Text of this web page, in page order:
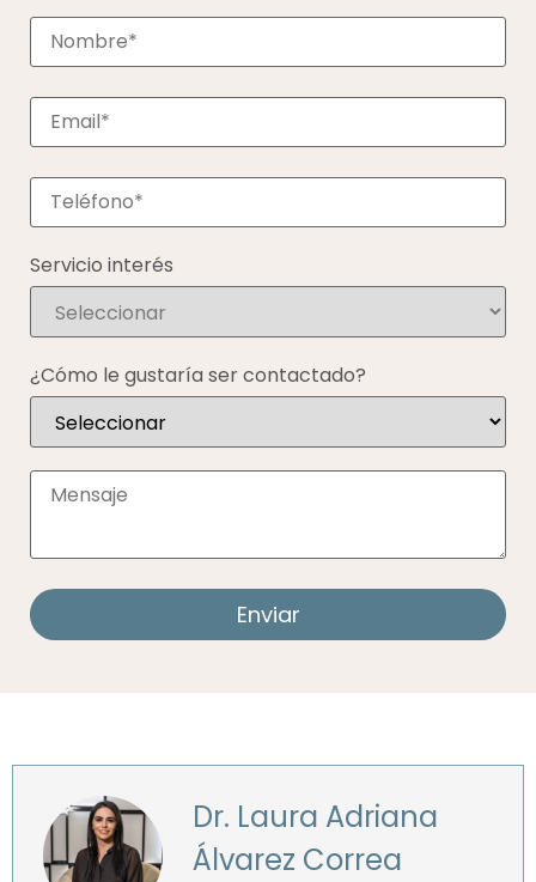
Servicio interés
¿Cómo le gustaría ser contactado?
Dr. Laura Adriana
Álvarez Correa